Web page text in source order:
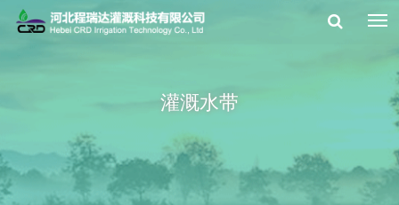
灌溉水带